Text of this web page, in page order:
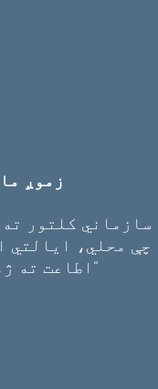
زموږ
سازماني کلتور
چې محلي، ایالتي
اطاعت ته ژمنتیا هڅوي"